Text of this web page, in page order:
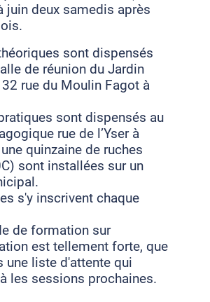
juin deux samedis après
sont dispensés
de réunion du Jardin
rue du Moulin Fagot à
sont dispensés au
rue de l’Yser à
quinzaine de ruches
sont installées sur un
s'y inscrivent chaque
de formation sur
est tellement forte, que
une liste d'attente qui
les sessions prochaines.